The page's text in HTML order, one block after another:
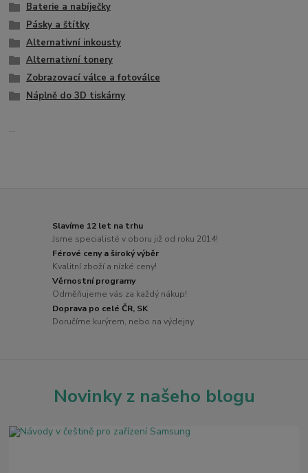
Baterie a nabíječky
Pásky a štítky
Alternativní inkousty
Alternativní tonery
Zobrazovací válce a fotoválce
Náplně do 3D tiskárny
...
Slavíme 12 let na trhu
Jsme specialisté v oboru již od roku 2014!
Férové ceny a široký výběr
Kvalitní zboží a nízké ceny!
Věrnostní programy
Odměňujeme vás za každý nákup!
Doprava po celé ČR, SK
Doručíme kurýrem, nebo na výdejny
Novinky z našeho blogu